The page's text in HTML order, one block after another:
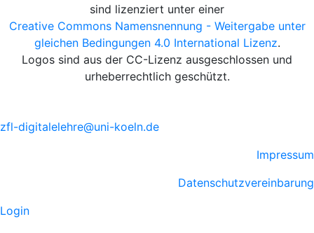
sind lizenziert unter einer
Creative Commons Namensnennung - Weitergabe unter
gleichen Bedingungen 4.0 International Lizenz.
Logos sind aus der CC-Lizenz ausgeschlossen und
urheberrechtlich geschützt.
zfl-digitalelehre@uni-koeln.de
Impressum
Datenschutzvereinbarung
Login